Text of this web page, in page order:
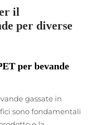
il
per diverse
per bevande
gassate in
sono fondamentali